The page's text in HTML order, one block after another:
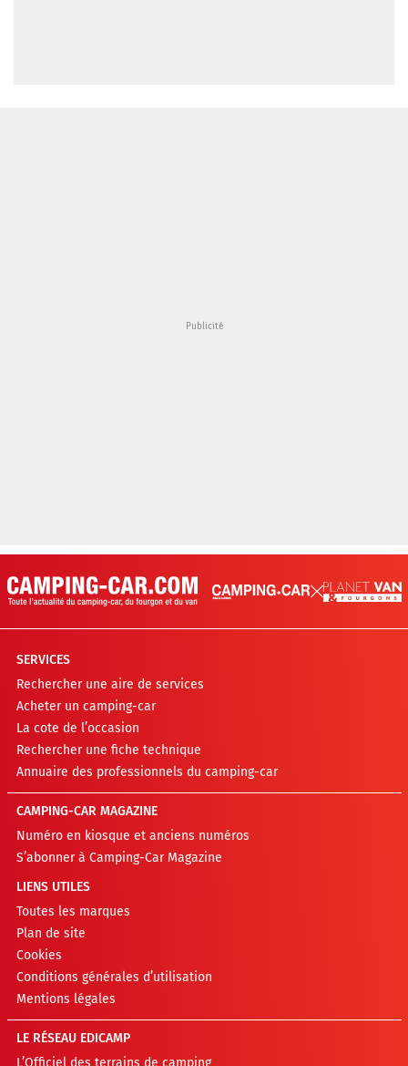
SERVICES
Rechercher une aire de services
Acheter un camping-car
La cote de l’occasion
Rechercher une fiche technique
Annuaire des professionnels du camping-car
CAMPING-CAR MAGAZINE
Numéro en kiosque et anciens numéros
S’abonner à Camping-Car Magazine
LIENS UTILES
Toutes les marques
Plan de site
Cookies
Conditions générales d’utilisation
Mentions légales
LE RÉSEAU EDICAMP
L’Officiel des terrains de camping